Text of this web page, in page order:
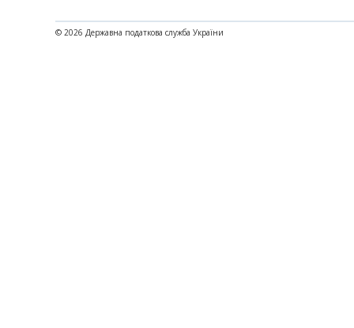
© 2026 Державна податкова служба України